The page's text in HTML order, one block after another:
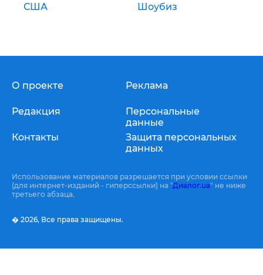
США Шоубиз
О проекте
Редакция
Контакты
Реклама
Персональные
данные
Защита персональных
данных
Использование материалов разрешается при условии ссылки
(для интернет-изданий - гиперссылки) на "Диалог.ua" не ниже
третьего абзаца.
� 2026, Все права защищены.